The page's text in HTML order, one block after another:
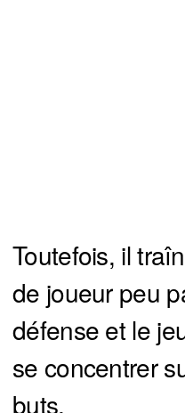
Toutefois, il
de joueur peu
défense et le
se concentrer
buts.